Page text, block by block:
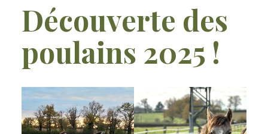
Découverte des
poulains 2025 !